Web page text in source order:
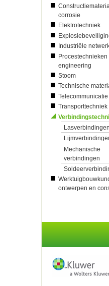
corrosie
Elektrotechniek
Industriële
Procestechnieken
engineering
Stoom
Technische
Telecommunicatie
Transporttechniek
Lasverbindingen
Mechanische
verbindingen
ontwerpen en